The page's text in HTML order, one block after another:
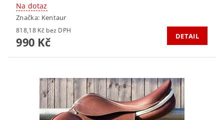
Na dotaz
Značka: Kentaur
818,18 Kč bez DPH
990 Kč DETAIL